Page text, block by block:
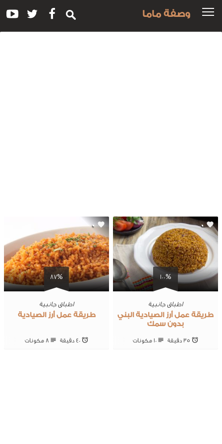
وصفة ماما
100%
0
اطباق جانبية
طريقة عمل أرز الصيادية البني
بدون سمك
35 ‎دقيقة 10 ‎مكونات
87%
0
اطباق جانبية
طريقة عمل أرز الصيادية
40 ‎دقيقة 8 ‎مكونات